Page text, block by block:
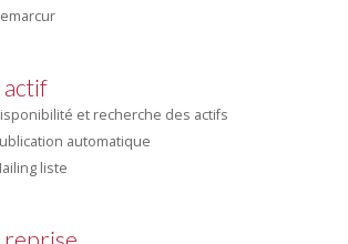
actif
et recherche des actifs
automatique
liste